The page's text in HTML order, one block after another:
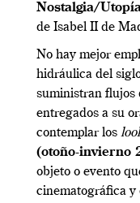
Nostalgia/
de Isabel II de
No hay mejor
hidráulica del
suministran flujos
entregados a su
contemplar los
(otoño-invierno
objeto o evento
cinematográfica y